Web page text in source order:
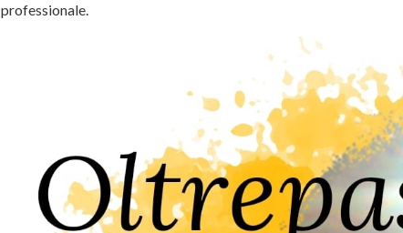
professionale.